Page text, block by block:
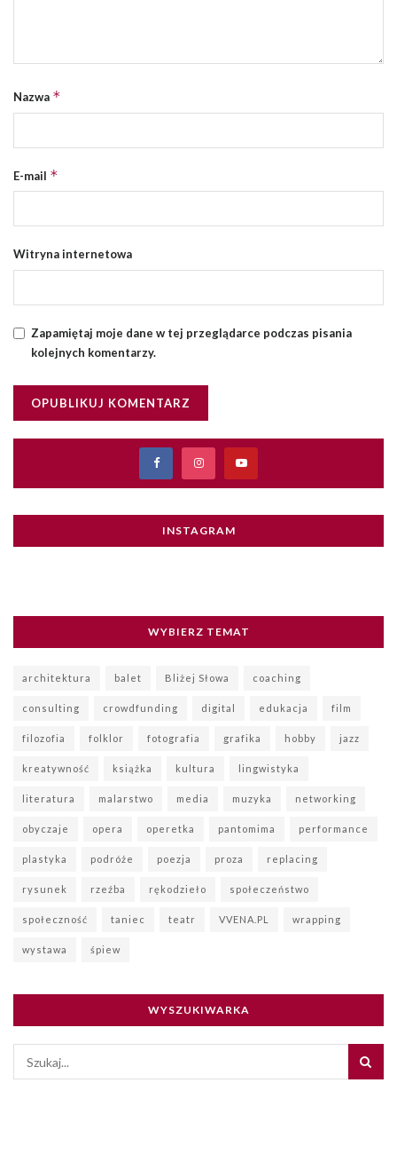
Nazwa *
E-mail *
Witryna internetowa
Zapamiętaj moje dane w tej przeglądarce podczas pisania
kolejnych komentarzy.
INSTAGRAM
WYBIERZ TEMAT
architektura balet Bliżej Słowa coaching
consulting crowdfunding digital edukacja film
filozofia folklor fotografia grafika hobby jazz
kreatywność książka kultura lingwistyka
literatura malarstwo media muzyka networking
obyczaje opera operetka pantomima performance
plastyka podróże poezja proza replacing
rysunek rzeźba rękodzieło społeczeństwo
społeczność taniec teatr VVENA.PL wrapping
wystawa śpiew
WYSZUKIWARKA